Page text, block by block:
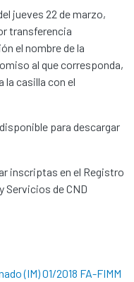
jueves 22 de marzo,
transferencia
el nombre de la
al que corresponda,
la casilla con el
para descargar
inscriptas en el Registro
Servicios de CND
(IM) 01/2018 FA-FIMM